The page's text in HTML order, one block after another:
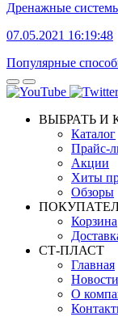
Дренажные
07.05.2021 16:19:48
Популярные
ВЫБРАТЬ И
Каталог
Прайс-
Акции
Хиты
Обзоры
Корзина
СТ-ПЛАСТ
Главная
Новости
О